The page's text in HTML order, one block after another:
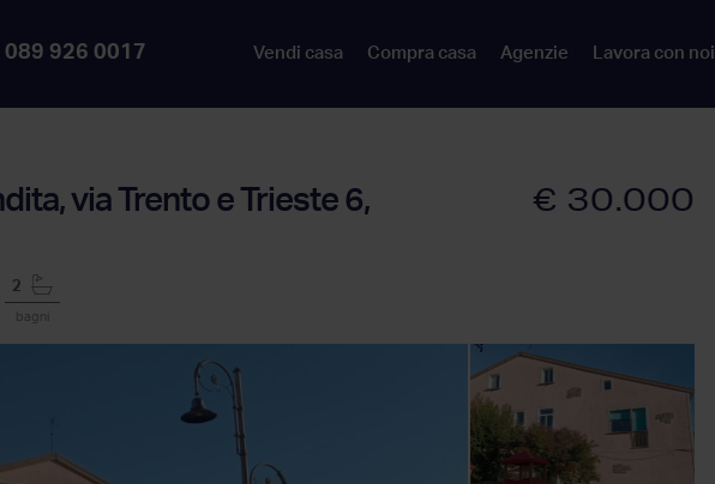
089 926 0017 Vendi casa Compra casa Agenzie Lavora con noi
via Trento e Trieste 6,
€ 30.000
2
bagni